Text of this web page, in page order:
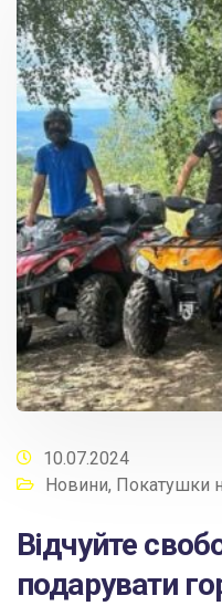
10.07.2024
Новини, Покатушки
Відчуйте
подарувати